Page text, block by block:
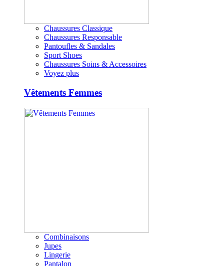
Chaussures Classique
Chaussures Responsable
Pantoufles & Sandales
Sport Shoes
Chaussures Soins & Accessoires
Voyez plus
Vêtements Femmes
Combinaisons
Jupes
Lingerie
Pantalon